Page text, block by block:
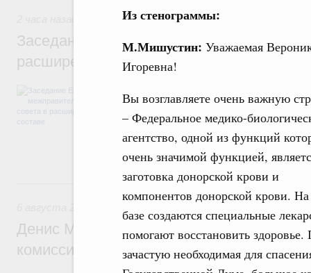
Из стенограммы:
М.Мишустин: Уважаемая
Игоревна!
Вы возглавляете очень важную
– Федеральное медико-
агентство, одной из функций
очень значимой функцией,
заготовка донорской крови и
компонентов донорской крови.
базе создаются специальные
помогают восстановить
зачастую необходимая для
Евразийский экономический союз.
Заседание Евразийского
расширенном составе
числе совершенствование кооперации в
регулирования и администрирования,
обеспечение продовольственной
железнодорожных перевозок,
Вчера
Денис Мантуров провёл заседание
комиссии по промышленности